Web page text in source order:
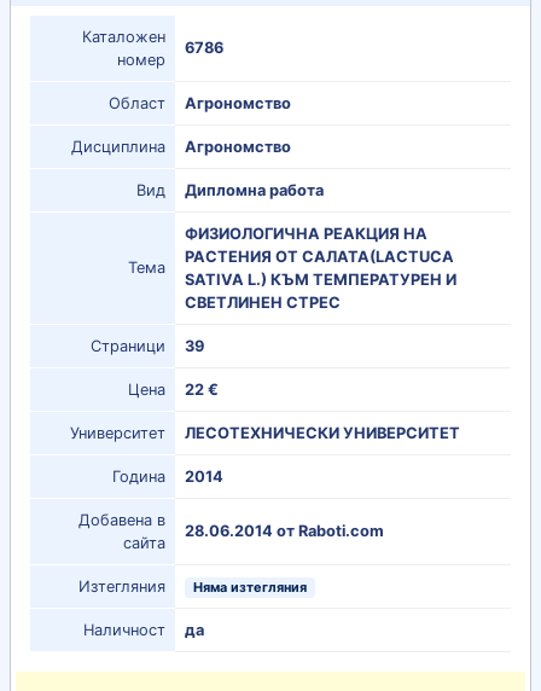
Каталожен
номер
6786
Област Агрономство
Дисциплина Агрономство
Вид Дипломна работа
Тема
ФИЗИОЛОГИЧНА РЕАКЦИЯ НА
РАСТЕНИЯ ОТ САЛАТА(LACTUCA
SATIVA L.) КЪМ ТЕМПЕРАТУРЕН И
СВЕТЛИНЕН СТРЕС
Страници 39
Цена 22 €
Университет ЛЕСОТЕХНИЧЕСКИ УНИВЕРСИТЕТ
Година 2014
Добавена в
сайта
28.06.2014 от Raboti.com
Изтегляния Няма изтегляния
Наличност да